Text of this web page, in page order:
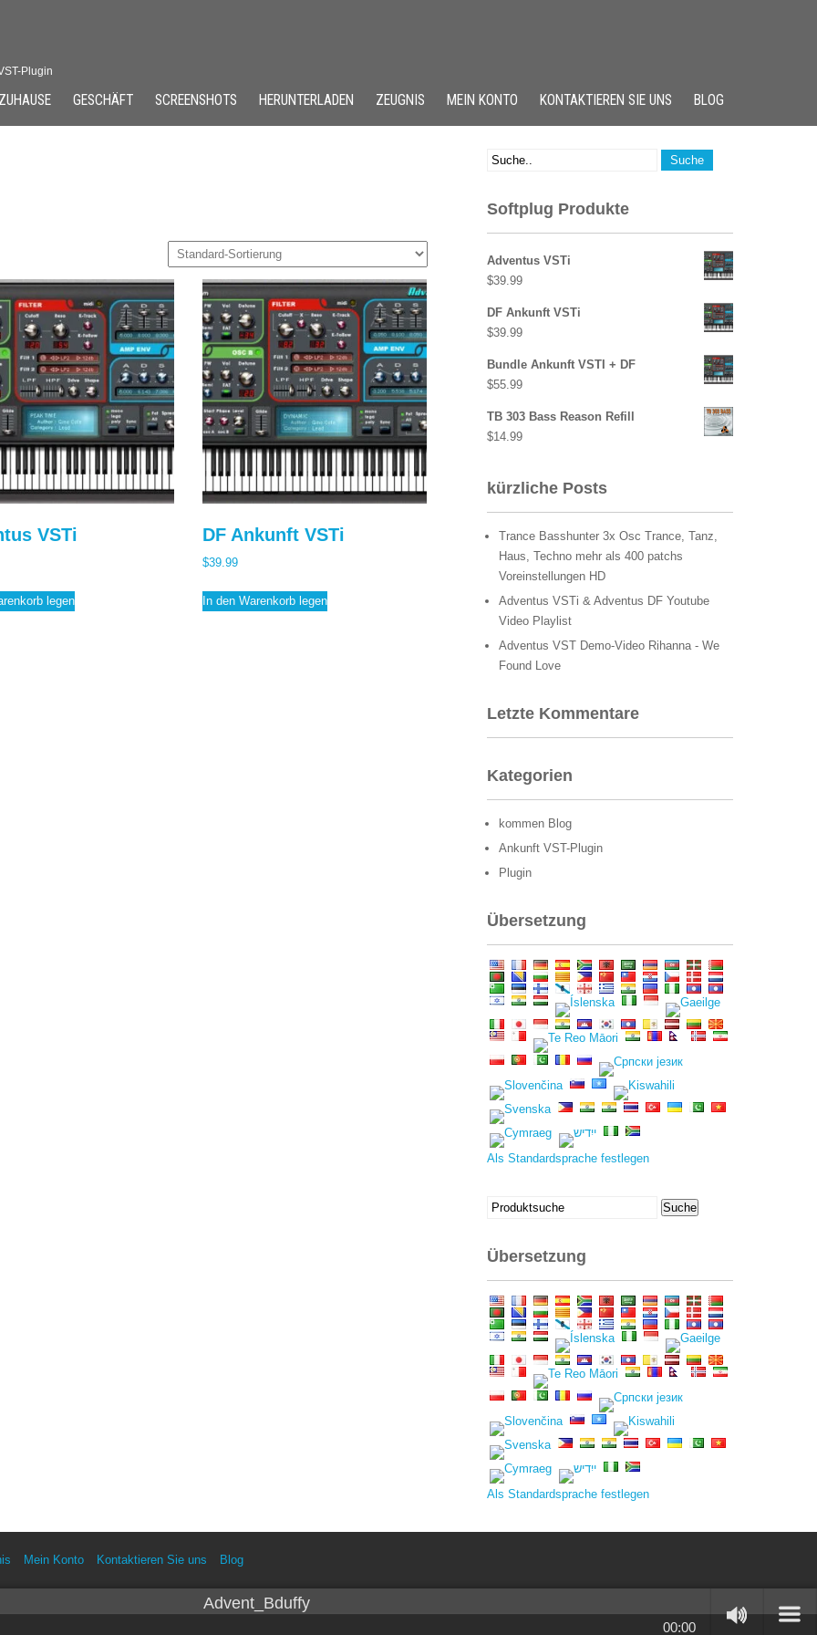
Plugin
ZUHAUSE GESCHÄFT SCREENSHOTS HERUNTERLADEN ZEUGNIS MEIN KONTO KONTAKTIEREN SIE UNS BLOG
VSTi
legen
DF Ankunft VSTi
$39.99
In den Warenkorb legen
Softplug Produkte
Adventus VSTi
$39.99
DF Ankunft VSTi
$39.99
Bundle Ankunft VSTI + DF
$55.99
TB 303 Bass Reason Refill
$14.99
kürzliche Posts
Trance Basshunter 3x Osc Trance, Tanz,
Haus, Techno mehr als 400 patchs
Voreinstellungen HD
Adventus VSTi & Adventus DF Youtube
Video Playlist
Adventus VST Demo-Video Rihanna - We
Found Love
Letzte Kommentare
Kategorien
kommen Blog
Ankunft VST-Plugin
Plugin
Übersetzung
Als Standardsprache festlegen
Suchen
Suche
Übersetzung
Als Standardsprache festlegen
Mein Konto Kontaktieren Sie uns Blog
Advent_Bduffy
00:00